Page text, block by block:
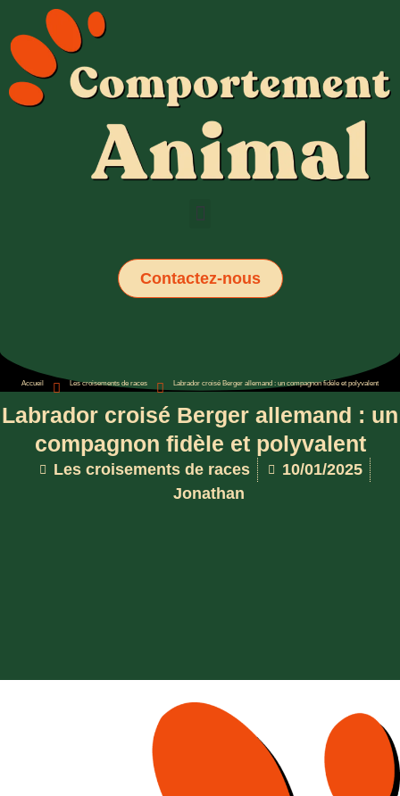
Contactez-nous
Accueil Les croisements de races Labrador croisé Berger allemand : un compagnon fidèle et polyvalent
Labrador croisé Berger allemand : un
compagnon fidèle et polyvalent
Les croisements de races
10/01/2025
Jonathan